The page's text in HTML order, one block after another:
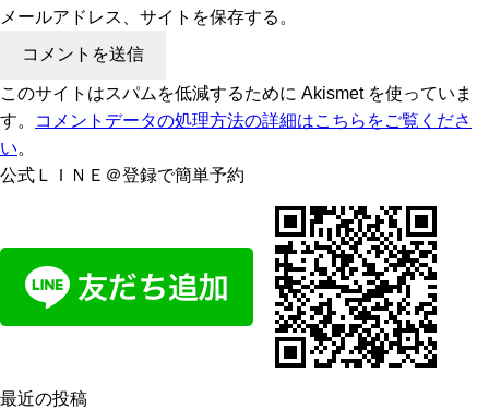
メールアドレス、サイトを保存する。
このサイトはスパムを低減するために Akismet を使っていま
す。
コメントデータの処理方法の詳細はこちらをご覧くださ
い。
公式ＬＩＮＥ＠登録で簡単予約
最近の投稿